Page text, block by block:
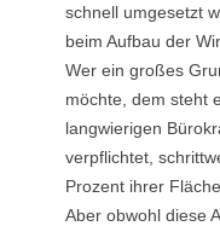
schnell umgesetzt
beim Aufbau der
Wer ein großes
möchte, dem steht
langwierigen
verpflichtet,
Prozent ihrer
Aber obwohl diese